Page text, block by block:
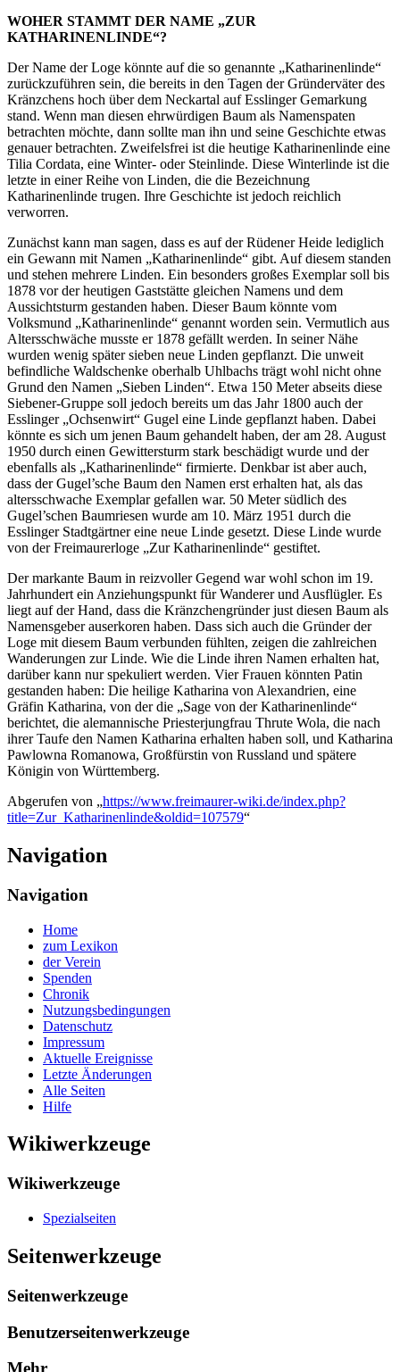
WOHER STAMMT DER NAME „ZUR
KATHARINENLINDE“?
Der Name der Loge könnte auf die so genannte „Katharinenlinde“
zurückzuführen sein, die bereits in den Tagen der Gründerväter des
Kränzchens hoch über dem Neckartal auf Esslinger Gemarkung
stand. Wenn man diesen ehrwürdigen Baum als Namenspaten
betrachten möchte, dann sollte man ihn und seine Geschichte etwas
genauer betrachten. Zweifelsfrei ist die heutige Katharinenlinde eine
Tilia Cordata, eine Winter- oder Steinlinde. Diese Winterlinde ist die
letzte in einer Reihe von Linden, die die Bezeichnung
Katharinenlinde trugen. Ihre Geschichte ist jedoch reichlich
verworren.
Zunächst kann man sagen, dass es auf der Rüdener Heide lediglich
ein Gewann mit Namen „Katharinenlinde“ gibt. Auf diesem standen
und stehen mehrere Linden. Ein besonders großes Exemplar soll bis
1878 vor der heutigen Gaststätte gleichen Namens und dem
Aussichtsturm gestanden haben. Dieser Baum könnte vom
Volksmund „Katharinenlinde“ genannt worden sein. Vermutlich aus
Altersschwäche musste er 1878 gefällt werden. In seiner Nähe
wurden wenig später sieben neue Linden gepflanzt. Die unweit
befindliche Waldschenke oberhalb Uhlbachs trägt wohl nicht ohne
Grund den Namen „Sieben Linden“. Etwa 150 Meter abseits diese
Siebener-Gruppe soll jedoch bereits um das Jahr 1800 auch der
Esslinger „Ochsenwirt“ Gugel eine Linde gepflanzt haben. Dabei
könnte es sich um jenen Baum gehandelt haben, der am 28. August
1950 durch einen Gewittersturm stark beschädigt wurde und der
ebenfalls als „Katharinenlinde“ firmierte. Denkbar ist aber auch,
dass der Gugel’sche Baum den Namen erst erhalten hat, als das
altersschwache Exemplar gefallen war. 50 Meter südlich des
Gugel’schen Baumriesen wurde am 10. März 1951 durch die
Esslinger Stadtgärtner eine neue Linde gesetzt. Diese Linde wurde
von der Freimaurerloge „Zur Katharinenlinde“ gestiftet.
Der markante Baum in reizvoller Gegend war wohl schon im 19.
Jahrhundert ein Anziehungspunkt für Wanderer und Ausflügler. Es
liegt auf der Hand, dass die Kränzchengründer just diesen Baum als
Namensgeber auserkoren haben. Dass sich auch die Gründer der
Loge mit diesem Baum verbunden fühlten, zeigen die zahlreichen
Wanderungen zur Linde. Wie die Linde ihren Namen erhalten hat,
darüber kann nur spekuliert werden. Vier Frauen könnten Patin
gestanden haben: Die heilige Katharina von Alexandrien, eine
Gräfin Katharina, von der die „Sage von der Katharinenlinde“
berichtet, die alemannische Priesterjungfrau Thrute Wola, die nach
ihrer Taufe den Namen Katharina erhalten haben soll, und Katharina
Pawlowna Romanowa, Großfürstin von Russland und spätere
Königin von Württemberg.
Abgerufen von „https://www.freimaurer-wiki.de/index.php?
title=Zur_Katharinenlinde&oldid=107579“
Navigation
Navigation
Home
zum Lexikon
der Verein
Spenden
Chronik
Nutzungsbedingungen
Datenschutz
Impressum
Aktuelle Ereignisse
Letzte Änderungen
Alle Seiten
Hilfe
Wikiwerkzeuge
Wikiwerkzeuge
Spezialseiten
Seitenwerkzeuge
Seitenwerkzeuge
Benutzerseitenwerkzeuge